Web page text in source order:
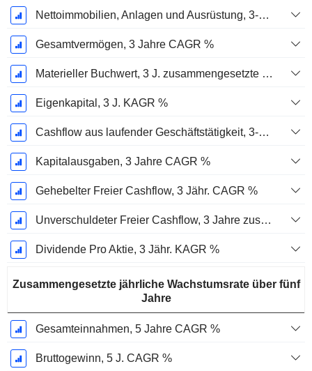
Nettoimmobilien, Anlagen und Ausrüstung, 3-Jahres-CAGR %
Gesamtvermögen, 3 Jahre CAGR %
Materieller Buchwert, 3 J. zusammengesetzte jährliche Wachstumsrate %
Eigenkapital, 3 J. KAGR %
Cashflow aus laufender Geschäftstätigkeit, 3-Jahres-CAGR %
Kapitalausgaben, 3 Jahre CAGR %
Gehebelter Freier Cashflow, 3 Jähr. CAGR %
Unverschuldeter Freier Cashflow, 3 Jahre zusammengesetzte jährliche Wachstumsrate %
Dividende Pro Aktie, 3 Jähr. KAGR %
Zusammengesetzte jährliche Wachstumsrate über fünf
Jahre
Gesamteinnahmen, 5 Jahre CAGR %
Bruttogewinn, 5 J. CAGR %